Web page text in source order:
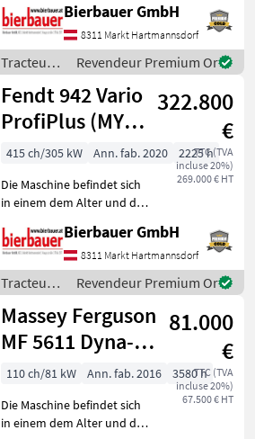
Zustand und kann nach
telefonischer Vereinbarung
gerne vor Ort besichtigt
und geprüft we
Bierbauer GmbH
8311 Markt Hartmannsdorf
Tracteurs
/ Massey
Ferguson
Revendeur Premium Or
Fendt 942 Vario
ProfiPlus (MY
2020)
322.800
€
TTC (TVA
incluse 20%)
269.000 € HT
415 ch/305 kW Ann. fab. 2020
2225 h
Die Maschine befindet sich
in einem dem Alter und der
Zustand und kann nach
telefonischer Vereinbarung
gerne vor Ort besichtigt
und geprüft we
Bierbauer GmbH
8311 Markt Hartmannsdorf
Tracteurs
/ Fendt
Revendeur Premium Or
Massey Ferguson
MF 5611 Dyna-6
Efficient
81.000
€
TTC (TVA
incluse 20%)
67.500 € HT
110 ch/81 kW Ann. fab. 2016
3580 h
Die Maschine befindet sich
in einem dem Alter und der